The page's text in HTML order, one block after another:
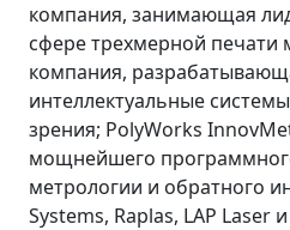
компания, занимающая
сфере трехмерной печати
компания,
интеллектуальные
зрения; PolyWorks
мощнейшего
метрологии и обратного
Systems, Raplas, LAP Laser